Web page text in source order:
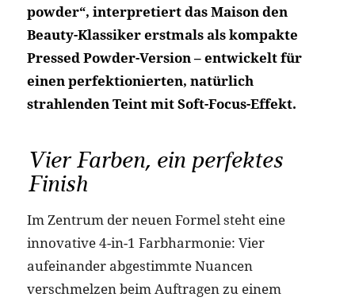
powder“, interpretiert das Maison den
Beauty-Klassiker erstmals als kompakte
Pressed Powder-Version – entwickelt für
einen perfektionierten, natürlich
strahlenden Teint mit Soft-Focus-Effekt.
Vier Farben, ein perfektes
Finish
Im Zentrum der neuen Formel steht eine
innovative 4-in-1 Farbharmonie: Vier
aufeinander abgestimmte Nuancen
verschmelzen beim Auftragen zu einem